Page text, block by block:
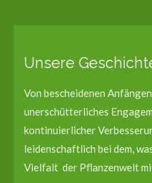
Unsere
Von bescheidenen
unerschütterliches
kontinuierlicher
leidenschaftlich bei dem,
Vielfalt der Pflanzenwelt